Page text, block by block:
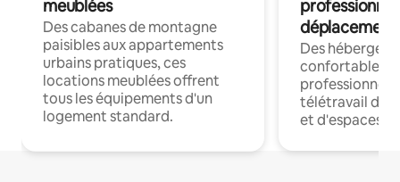
meublées
Des cabanes de montagne
paisibles aux appartements
urbains pratiques, ces
locations meublées offrent
tous les équipements d'un
logement standard.
déplacement
Des
confortables
professionnels
télétravail
et d'espaces